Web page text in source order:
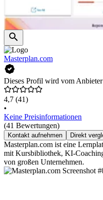
Masterplan.com
Dieses Profil wird vom Anbieter
4,7 (41)
•
Keine Preisinformationen
(41 Bewertungen)
Kontakt aufnehmen Direkt
Masterplan.com ist eine
mit Kursbibliothek, KI-
von großen Unternehmen.